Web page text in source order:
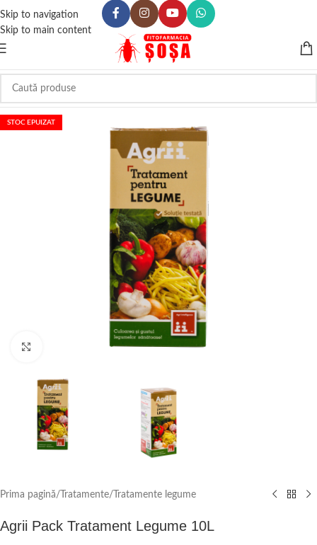
Skip to navigation
Skip to main content
STOC EPUIZAT
Prima pagină/ Tratamente/ Tratamente legume
Agrii Pack Tratament Legume 10L